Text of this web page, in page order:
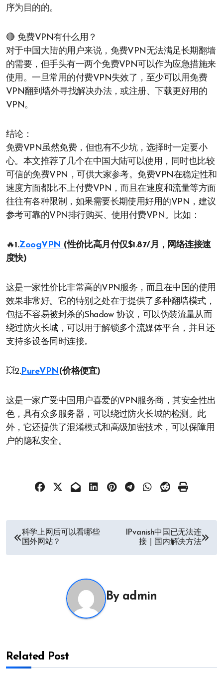
序为目的的。
🔴 免费VPN有什么用？
对于中国大陆的用户来说，免费VPN无法满足长期翻墙
的需要，但手头有一两个免费VPN可以作为应急措施来
使用。一旦常用的付费VPN失效了，至少可以用免费
VPN翻到墙外寻找解决办法，或注册、下载更好用的
VPN。
结论：
免费VPN虽然免费，但也有不少坑，选择时一定要小
心。本文推荐了几个在中国大陆可以使用，同时也比较
可信的免费VPN，可供大家参考。免费VPN在稳定性和
速度方面都比不上付费VPN，而且在速度和流量等方面
往往有各种限制，如果需要长期使用好用的VPN，建议
参考可靠的VPN排行购买、使用付费VPN。比如：
🔥1.ZoogVPN (性价比高月付仅$1.87/月，网络连接速
度快)
这是一家性价比非常高的VPN服务，而且在中国的使用
效果非常好。它的特别之处在于提供了多种翻墙模式，
包括不容易被封杀的Shadow 协议，可以伪装流量从而
绕过防火长城，可以用于解锁多个流媒体平台，并且还
支持多设备同时连接。
💥2.PureVPN(价格便宜)
这是一家广受中国用户喜爱的VPN服务商，其安全性出
色，具有众多服务器，可以绕过防火长城的检测。此
外，它还提供了混淆模式和高级加密技术，可以保障用
户的隐私安全。
文
章
科学上网后可以看哪些
国外网站？
IPvanish中国已无法连
接｜国内解决方法
By admin
Related Post